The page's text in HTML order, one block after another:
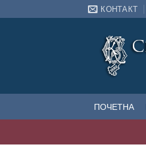
на
КОНТАКТ
ПОЧЕТНА